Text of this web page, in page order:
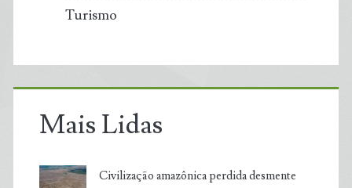
Turismo
Mais Lidas
Civilização amazônica perdida desmente